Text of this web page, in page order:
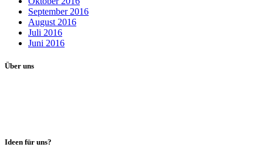
September 2016
August 2016
Juli 2016
Juni 2016
Über uns
Ideen für uns?